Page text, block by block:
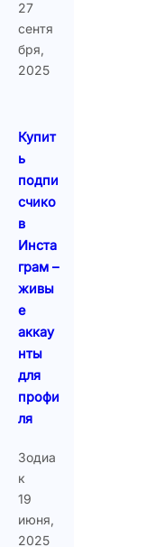
27
сентя
бря,
2025
Купит
ь
подпи
счико
в
Инста
грам –
живы
е
аккау
нты
для
профи
ля
Зодиа
к
19
июня,
2025